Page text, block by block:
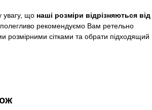
увагу, що наші розміри відрізняються від
рекомендуємо Вам ретельно
розмірними сітками та обрати підходящий